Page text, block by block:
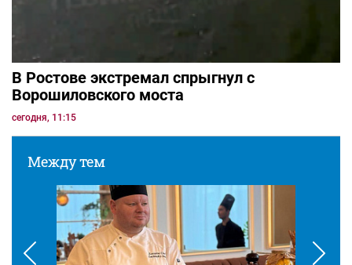
В Ростове экстремал спрыгнул с
Ворошиловского моста
сегодня, 11:15
Между тем